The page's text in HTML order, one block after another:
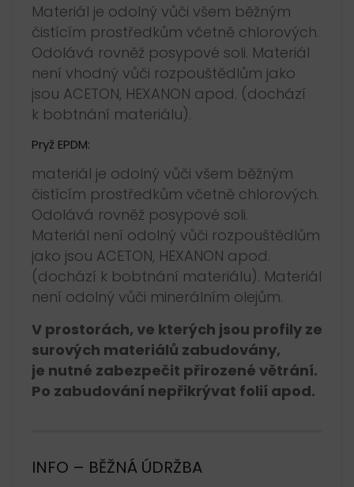
Materiál je odolný vůči všem běžným
čistícím prostředkům včetně chlorových.
Odolává rovněž posypové soli. Materiál
není vhodný vůči rozpouštědlům jako
jsou ACETON, HEXANON apod. (dochází
k bobtnání materiálu).
Pryž EPDM:
materiál je odolný vůči všem běžným
čistícím prostředkům včetně chlorových.
Odolává rovněž posypové soli.
Materiál není odolný vůči rozpouštědlům
jako jsou ACETON, HEXANON apod.
(dochází k bobtnání materiálu). Materiál
není odolný vůči minerálním olejům.
V prostorách, ve kterých jsou profily ze
surových materiálů zabudovány,
je nutné zabezpečit přirozené větrání.
Po zabudování nepřikrývat folií apod.
INFO – BĚŽNÁ ÚDRŽBA